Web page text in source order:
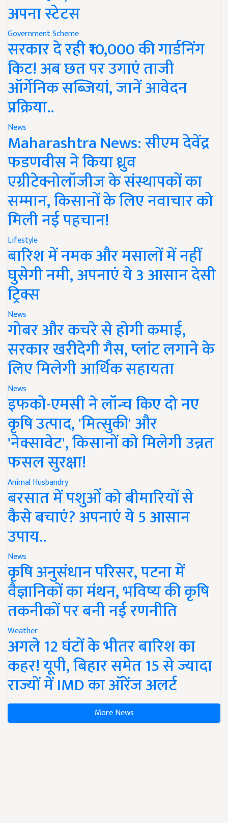
अपना स्टेटस
Government Scheme
सरकार दे रही ₹10,000 की गार्डनिंग
किट! अब छत पर उगाएं ताजी
ऑर्गेनिक सब्जियां, जानें आवेदन
प्रक्रिया..
News
Maharashtra News: सीएम देवेंद्र
फडणवीस ने किया ध्रुव
एग्रीटेक्नोलॉजीज के संस्थापकों का
सम्मान, किसानों के लिए नवाचार को
मिली नई पहचान!
Lifestyle
बारिश में नमक और मसालों में नहीं
घुसेगी नमी, अपनाएं ये 3 आसान देसी
ट्रिक्स
News
गोबर और कचरे से होगी कमाई,
सरकार खरीदेगी गैस, प्लांट लगाने के
लिए मिलेगी आर्थिक सहायता
News
इफको-एमसी ने लॉन्च किए दो नए
कृषि उत्पाद, 'मित्सुकी' और
'नेक्सावेट', किसानों को मिलेगी उन्नत
फसल सुरक्षा!
Animal Husbandry
बरसात में पशुओं को बीमारियों से
कैसे बचाएं? अपनाएं ये 5 आसान
उपाय..
News
कृषि अनुसंधान परिसर, पटना में
वैज्ञानिकों का मंथन, भविष्य की कृषि
तकनीकों पर बनी नई रणनीति
Weather
अगले 12 घंटों के भीतर बारिश का
कहर! यूपी, बिहार समेत 15 से ज्यादा
राज्यों में IMD का ऑरेंज अलर्ट
More News